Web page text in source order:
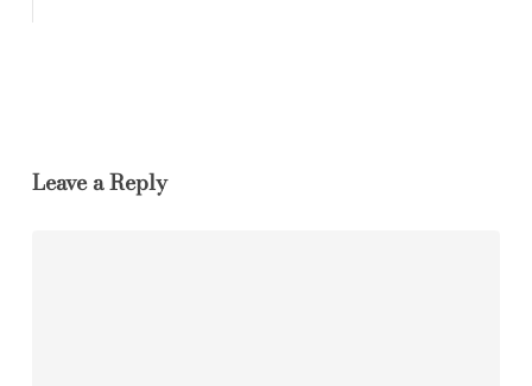
Leave a Reply